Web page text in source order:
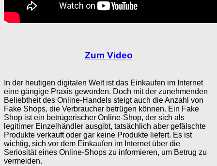
Zum Video
In der heutigen digitalen Welt ist das Einkaufen im Internet
eine gängige Praxis geworden. Doch mit der zunehmenden
Beliebtheit des Online-Handels steigt auch die Anzahl von
Fake Shops, die Verbraucher betrügen können. Ein Fake
Shop ist ein betrügerischer Online-Shop, der sich als
legitimer Einzelhändler ausgibt, tatsächlich aber gefälschte
Produkte verkauft oder gar keine Produkte liefert. Es ist
wichtig, sich vor dem Einkaufen im Internet über die
Seriosität eines Online-Shops zu informieren, um Betrug zu
vermeiden.